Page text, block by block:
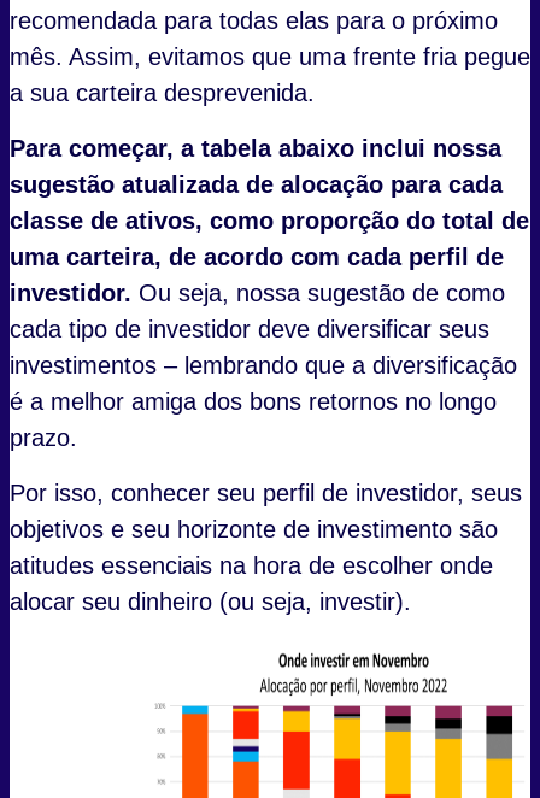
recomendada para todas elas para o próximo
mês. Assim, evitamos que uma frente fria pegue
a sua carteira desprevenida.
Para começar, a tabela abaixo inclui nossa
sugestão atualizada de alocação para cada
classe de ativos, como proporção do total de
uma carteira, de acordo com cada perfil de
investidor. Ou seja, nossa sugestão de como
cada tipo de investidor deve diversificar seus
investimentos – lembrando que a diversificação
é a melhor amiga dos bons retornos no longo
prazo.
Por isso, conhecer seu perfil de investidor, seus
objetivos e seu horizonte de investimento são
atitudes essenciais na hora de escolher onde
alocar seu dinheiro (ou seja, investir).